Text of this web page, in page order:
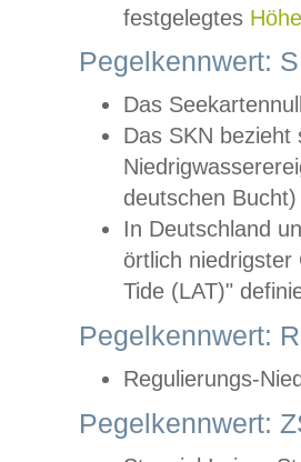
festgelegtes
Pegelkennwert:
Das
Das SKN
deutschen
In Deutschland
örtlich
Tide (LAT)"
Pegelkennwert:
Regulierungs-
Pegelkennwert: